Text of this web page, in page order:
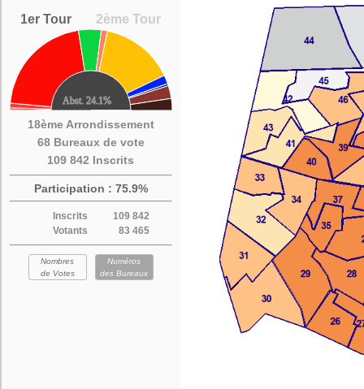
1er Tour 2ème Tour
18ème Arrondissement
68 Bureaux de vote
109 842 Inscrits
Participation : 75.9%
Inscrits
109 842
Votants
83 465
Nombres
de Votes
Numéros
des Bureaux